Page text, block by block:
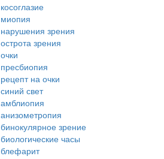
косоглазие
миопия
нарушения зрения
острота зрения
очки
пресбиопия
рецепт на очки
синий свет
амблиопия
анизометропия
бинокулярное зрение
биологические часы
блефарит